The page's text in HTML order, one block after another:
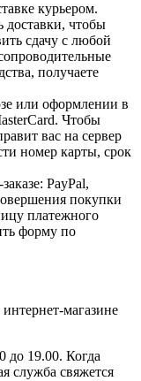
курьером.
доставки, чтобы
сдачу с любой
получаете
или оформлении в
Чтобы
вас на сервер
номер карты, срок
PayPal,
покупки
платежного
форму по
магазине
до 19.00. Когда
служба свяжется